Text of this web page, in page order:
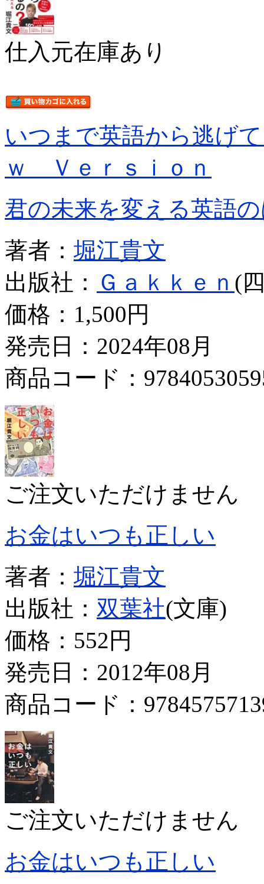
仕入元在庫あり
いつまで英語から逃げ
ｗ Ｖｅｒｓｉｏｎ
君の未来を変える英語
著者： 堀江貴文
出版社： Ｇａｋｋｅｎ (
価格： 1,500円
発売日：2024年08月
商品コード：
ご注文いただけません
お金はいつも正しい
著者： 堀江貴文
出版社： 双葉社(文庫)
価格： 552円
発売日：2012年08月
商品コード：
ご注文いただけません
お金はいつも正しい